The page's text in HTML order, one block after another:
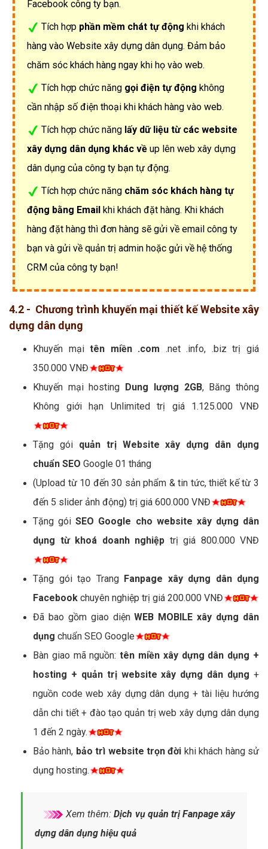
Facebook công ty bạn.
Tích hợp phần mềm chát tự động khi khách
hàng vào Website xây dựng dân dụng. Đảm bảo
chăm sóc khách hàng ngay khi họ vào web.
Tích hợp chức năng gọi điện tự động không
cần nhập số điện thoại khi khách hàng vào web.
Tích hợp chức năng lấy dữ liệu từ các website
xây dựng dân dụng khác về up lên web xây dựng
dân dụng của công ty bạn tự động.
Tích hợp chức năng chăm sóc khách hàng tự
động bằng Email khi khách đặt hàng. Khi khách
hàng đặt hàng thì đơn hàng sẽ gửi về email công ty
bạn và gửi về quản trị admin hoặc gửi về hệ thống
CRM của công ty bạn!
4.2 - Chương trình khuyến mại thiết kế Website xây
dựng dân dụng
Khuyến mạitên miền .com .net .info, .biz trị giá
350.000 VNĐ
Khuyến mại hosting Dung lượng 2GB, Băng thông
Không giới hạn Unlimited trị giá 1.125.000 VNĐ
Tặng gói quản trị Website xây dựng dân dụng
chuẩn SEO Google 01 tháng
(Upload từ 10 đến 30 sản phẩm & tin tức, thiết kế từ 3
đến 5 slider ảnh động) trị giá 600.000 VNĐ
Tặng góiSEO Google cho website xây dựng dân
dụng từ khoá doanh nghiệp trị giá 800.000 VNĐ
Tặng gói tạo Trang Fanpage xây dựng dân dụng
Facebook chuyên nghiệp trị giá 200.000 VNĐ
Đã bao gồm giao diệnWEB MOBILE xây dựng dân
dụng chuẩn SEO Google
Bàn giao mã nguồn:tên miền xây dựng dân dụng +
hosting + quản trị website xây dựng dân dụng +
nguồn code web xây dựng dân dụng + tài liệu hướng
dẫn chi tiết + đào tạo quản trị web xây dựng dân dụng
1 đến 2 ngày.
Bảo hành, bảo trì website trọn đời khi khách hàng sử
dụng hosting.
Xem thêm:Dịch vụ quản trị Fanpage xây
dựng dân dụng hiệu quả